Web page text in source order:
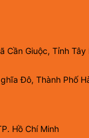
Cần Giuộc, Tỉnh Tây
Đô, Thành Phố
Hồ Chí Minh